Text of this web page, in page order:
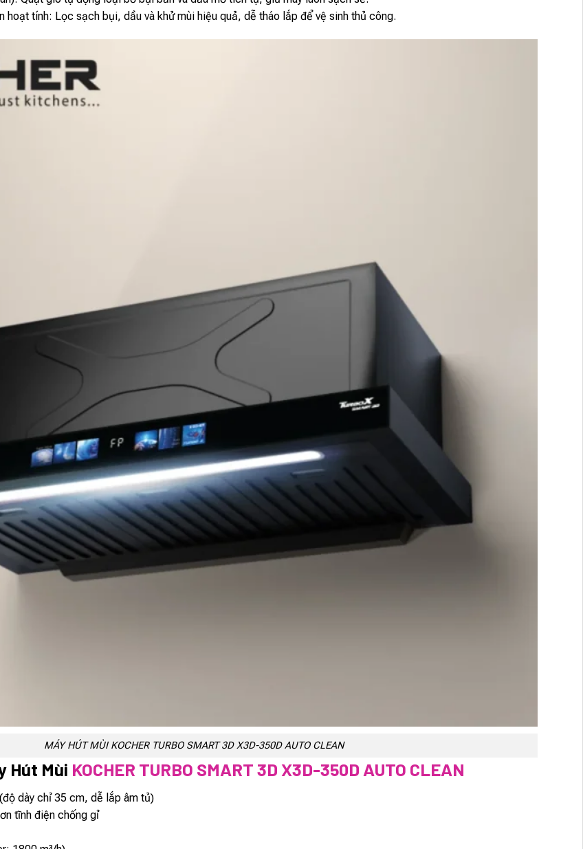
hoạt tính: Lọc sạch bụi, dầu và khử mùi hiệu quả, dễ tháo lắp để vệ sinh thủ công.
MÁY HÚT MÙI KOCHER TURBO SMART 3D X3D-350D AUTO CLEAN
Hút Mùi KOCHER TURBO SMART 3D X3D-350D AUTO CLEAN
dày chỉ 35 cm, dễ lắp âm tủ)
tĩnh điện chống gỉ